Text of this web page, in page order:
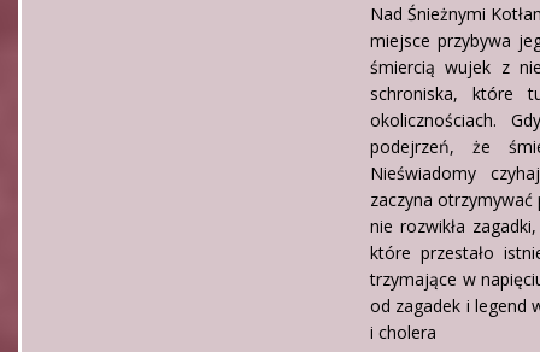
Nad Śnieżnymi
miejsce przybywa
śmiercią wujek z
schroniska, które
okolicznościach.
podejrzeń, że
Nieświadomy
zaczyna
nie rozwikła
które przestało
trzymające w
od zagadek i legend
i cholera